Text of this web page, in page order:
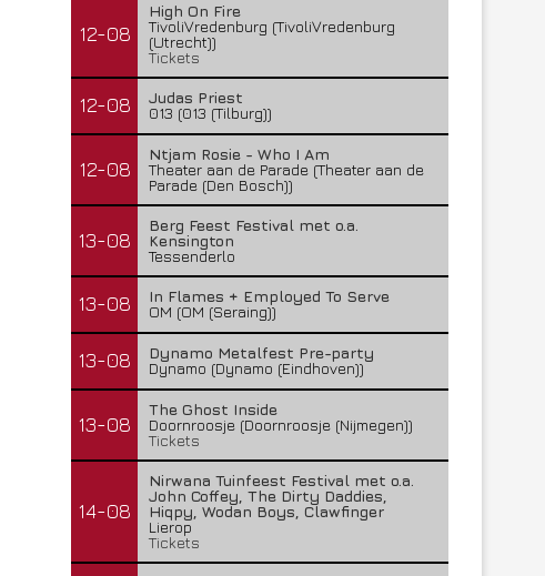
12-08
High On Fire
TivoliVredenburg (TivoliVredenburg
(Utrecht))
Tickets
12-08
Judas Priest
013 (013 (Tilburg))
12-08
Ntjam Rosie - Who I Am
Theater aan de Parade (Theater aan de
Parade (Den Bosch))
13-08
Berg Feest Festival met o.a.
Kensington
Tessenderlo
13-08
In Flames + Employed To Serve
OM (OM (Seraing))
13-08
Dynamo Metalfest Pre-party
Dynamo (Dynamo (Eindhoven))
13-08
The Ghost Inside
Doornroosje (Doornroosje (Nijmegen))
Tickets
14-08
Nirwana Tuinfeest Festival met o.a.
John Coffey, The Dirty Daddies,
Hiqpy, Wodan Boys, Clawfinger
Lierop
Tickets